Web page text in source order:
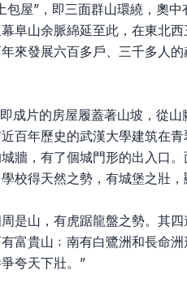
包屋”，即三面群山環繞，奧
阜山余脈綿延至此，在東北
來發展六百多戶、三千多人
成片的房屋履蓋著山坡，從
百年歷史的武漢大學建筑在
牆，有了個城門形的出入口
校得天然之勢，有城堡之壯，
是山，有虎踞龍盤之勢。其
富貴山﹔南有白鷺洲和長命
夸天下壯。”